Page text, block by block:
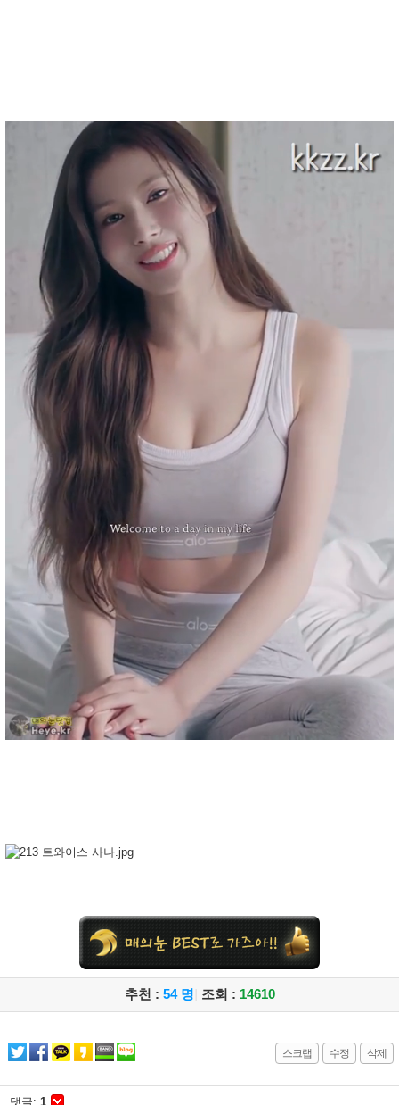
추천 : 54 명 조회 : 14610
스크랩 수정 삭제
댓글: 1